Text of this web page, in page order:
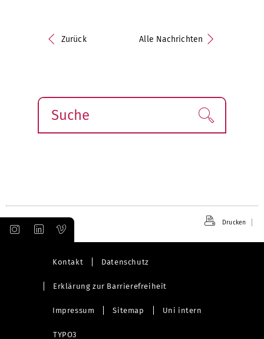
Zurück Alle Nachrichten
Suche Finden!
Drucken
Kontakt Datenschutz
Erklärung zur Barrierefreiheit
Impressum Sitemap Uni intern
TYPO3